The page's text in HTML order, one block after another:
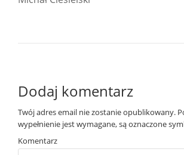
Dodaj komentarz
Twój adres email nie zostanie opublikowany.
wypełnienie jest wymagane, są oznaczone
Komentarz